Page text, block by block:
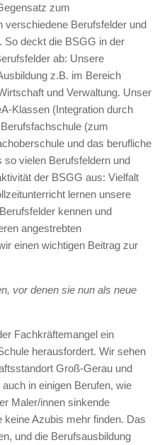
zum
verschiedene Berufsfelder und
So deckt die BSGG in der
ab: Unsere
z.B. im Bereich
und Verwaltung. Unser
Klassen (Integration durch
(zum
und das berufliche
vielen Berufsfeldern und
der BSGG aus: Vielfalt
lernen unsere
kennen und
angestrebten
einen wichtigen Beitrag zur
vor denen sie nun als neue
Fachkräftemangel ein
herausfordert. Wir sehen
Groß-Gerau und
in einigen Berufen, wie
Maler/innen sinkende
keine Azubis mehr finden. Das
und die Berufsausbildung